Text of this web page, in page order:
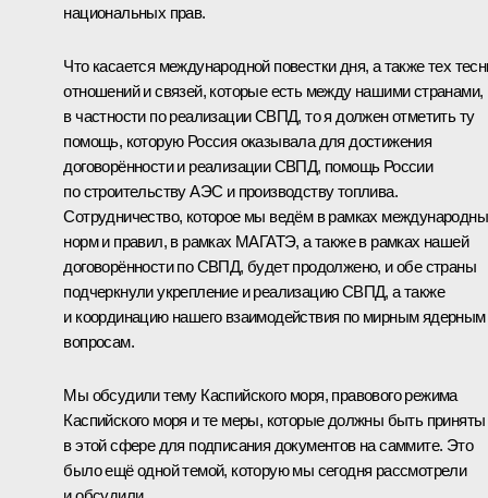
национальных прав.
Что касается международной повестки дня, а также тех
отношений и связей, которые есть между нашими странами,
в частности по реализации СВПД, то я должен отметить ту
помощь, которую Россия оказывала для достижения
договорённости и реализации СВПД, помощь России
по строительству АЭС и производству топлива.
Сотрудничество, которое мы ведём в рамках
норм и правил, в рамках МАГАТЭ, а также в рамках нашей
договорённости по СВПД, будет продолжено, и обе страны
подчеркнули укрепление и реализацию СВПД, а также
и координацию нашего взаимодействия по мирным ядерным
вопросам.
Мы обсудили тему Каспийского моря, правового режима
Каспийского моря и те меры, которые должны быть приняты
в этой сфере для подписания документов на саммите. Это
было ещё одной темой, которую мы сегодня рассмотрели